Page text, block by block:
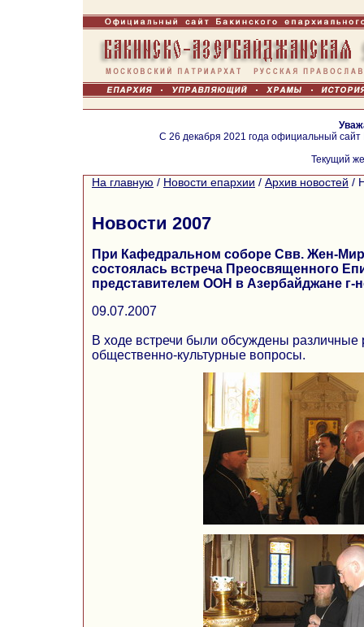
С 26 декабря 2021 года официальный
Текущий
На главную / Новости епархии / Архив новостей /
Новости 2007
При Кафедральном соборе Свв. Жен-
состоялась встреча Преосвященного
представителем ООН в Азербайджане г-
09.07.2007
В ходе встречи были обсуждены различные
общественно-культурные вопросы.